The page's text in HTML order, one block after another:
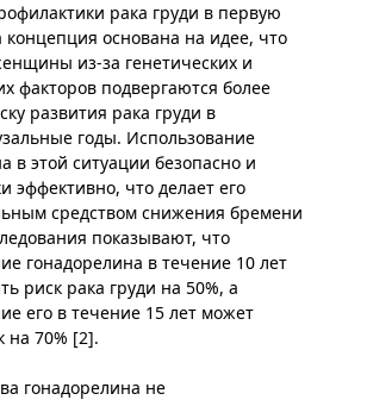
рака груди в первую
концепция основана на идее, что
из-за генетических и
факторов подвергаются более
развития рака груди в
годы. Использование
в этой ситуации безопасно и
эффективно, что делает его
средством снижения бремени
показывают, что
гонадорелина в течение 10 лет
риск рака груди на 50%, а
его в течение 15 лет может
на 70% [2].
гонадорелина не